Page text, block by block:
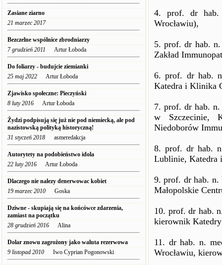
Zasiane ziarno
21 marzec 2017
Bezczelne wspólnice zbrodniarzy
7 grudzień 2011 Artur Łoboda
Do foliarzy - budujcie ziemianki
25 maj 2022 Artur Łoboda
Zjawisko społeczne: Pieczyński
8 luty 2016 Artur Łoboda
Żydzi podpisują się już nie pod niemiecką, ale pod
nazistowską polityką historyczną!
31 styczeń 2018 asmeredakcja
Autorytety na podobieństwo idola
22 luty 2016 Artur Łoboda
Dlaczego nie nalezy denerwowac kobiet
19 marzec 2010 Goska
Dziwne - skupiają się na końcówce zdarzenia,
zamiast na początku
28 grudzień 2016 Alina
Dolar znowu zagrożony jako waluta rezerwowa
9 listopad 2010 Iwo Cyprian Pogonowski
4. prof. dr hab.
Wrocławiu),
5. prof. dr hab. n.
Zakład
6. prof. dr hab.
Katedra i Klinika
7. prof. dr hab. n.
w Szczecinie,
Niedoborów
8. prof. dr hab.
Lublinie, Katedra
9. prof. dr hab.
Małopolskie
10. prof. dr hab.
kierownik
11. dr hab. n.
Wrocławiu,